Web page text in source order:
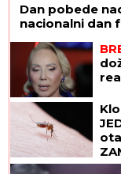
Dan pobede
nacionalni dan